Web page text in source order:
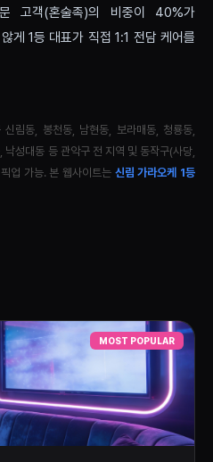
고객(혼술족)의 비중이 40%가
게 1등 대표가 직접 1:1 전담 케어를
림동, 봉천동, 남현동, 보라매동, 청룡동,
성대동 등 관악구 전 지역 및 동작구(사당,
업 가능. 본 웹사이트는 신림 가라오케 1등
MOST POPULAR